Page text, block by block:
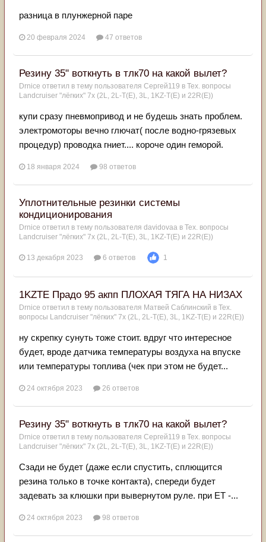
разница в плунжерной паре
20 февраля 2024 47 ответов
Резину 35" воткнуть в тлк70 на какой вылет?
Drnice ответил в тему пользователя Сергей119 в Тех. вопросы
Landcruiser "лёгких" 7x (2L, 2L-T(Е), 3L, 1KZ-T(E) и 22R(Е))
купи сразу пневмопривод и не будешь знать проблем.
электромоторы вечно глючат( после водно-грязевых
процедур) проводка гниет.... короче один геморой.
18 января 2024 98 ответов
Уплотнительные резинки системы
кондиционирования
Drnice ответил в тему пользователя davidovaa в Тех. вопросы
Landcruiser "лёгких" 7x (2L, 2L-T(Е), 3L, 1KZ-T(E) и 22R(Е))
13 декабря 2023 6 ответов 1
1KZTE Прадо 95 акпп ПЛОХАЯ ТЯГА НА НИЗАХ
Drnice ответил в тему пользователя Матвей Саблинский в Тех.
вопросы Landcruiser "лёгких" 7x (2L, 2L-T(Е), 3L, 1KZ-T(E) и 22R(Е))
ну скрепку сунуть тоже стоит. вдруг что интересное
будет, вроде датчика температуры воздуха на впуске
или температуры топлива (чек при этом не будет...
24 октября 2023 26 ответов
Резину 35" воткнуть в тлк70 на какой вылет?
Drnice ответил в тему пользователя Сергей119 в Тех. вопросы
Landcruiser "лёгких" 7x (2L, 2L-T(Е), 3L, 1KZ-T(E) и 22R(Е))
Сзади не будет (даже если спустить, сплющится
резина только в точке контакта), спереди будет
задевать за клюшки при вывернутом руле. при ET -...
24 октября 2023 98 ответов